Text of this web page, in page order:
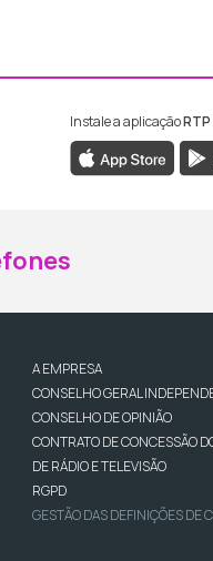
da RTP Madeira
da RTP
Instale a aplicação
A EMPRESA
CONSELHO GERAL
CONSELHO DE OPINIÃO
CONTRATO DE CONCESSÃO
DE RÁDIO E TELEVISÃO
RGPD
GESTÃO DAS DEFINIÇÕES DE